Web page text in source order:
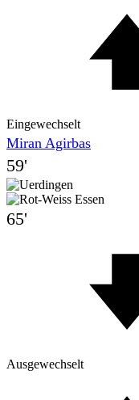
Eingewechselt
Miran Agirbas
59'
65'
Ausgewechselt